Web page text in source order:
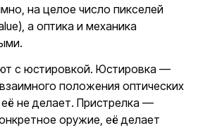
на целое число пикселей
а оптика и механика
с юстировкой. Юстировка —
положения оптических
не делает. Пристрелка —
оружие, её делает